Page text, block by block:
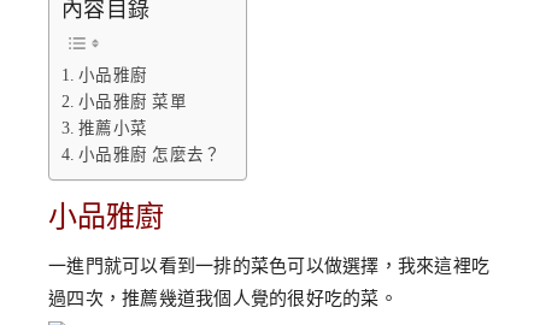
內容目錄
小品雅廚
小品雅廚 菜單
推薦小菜
小品雅廚 怎麼去？
小品雅廚
一進門就可以看到一排的菜色可以做選擇，我來這裡吃
過四次，推薦幾道我個人覺的很好吃的菜。